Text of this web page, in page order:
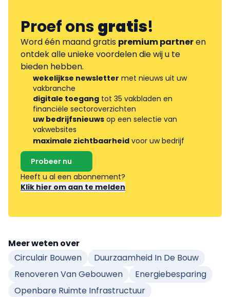
Proef onsgratis!
Word één maand gratis premium partneren
ontdek alle unieke voordelen die wij u te
bieden hebben.
wekelijkse newsletter met nieuws uit uw
vakbranche
digitale toegang tot 35 vakbladen en
financiële sectoroverzichten
uw bedrijfsnieuws op een selectie van
vakwebsites
maximale zichtbaarheid voor uw bedrijf
Probeer nu
Heeft u al een abonnement?
Klik hier om aan te melden
Meer weten over
Circulair Bouwen
Duurzaamheid In De Bouw
Renoveren Van Gebouwen
Energiebesparing
Openbare Ruimte Infrastructuur